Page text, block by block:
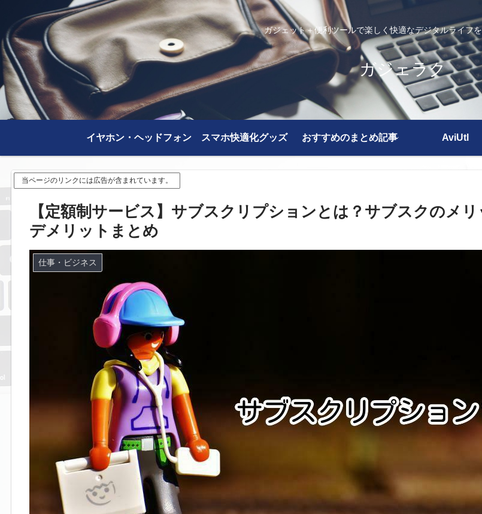
ガジェット＋便利ツールで楽しく快適なデジタルライフ
ガジェラク
イヤホン・ヘッドフォン スマホ快適化グッズ おすすめのまとめ記事 AviUtl
当ページのリンクには広告が含まれています。
【定額制サービス】サブスクリプションとは？サブスクのメリ
デメリットまとめ
仕事・ビジネス